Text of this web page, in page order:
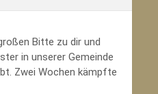
Bitte zu dir und
in unserer Gemeinde
Zwei Wochen kämpfte